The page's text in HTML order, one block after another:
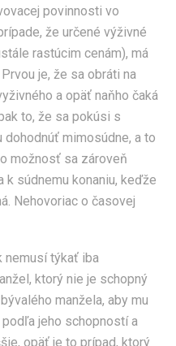
povinnosti vo
že určené výživné
rastúcim cenám), má
je, že sa obráti na
a opäť naňho čaká
to, že sa pokúsi s
mimosúdne, a to
možnosť sa zároveň
k súdnemu konaniu, keďže
Nehovoriac o časovej
nemusí týkať iba
ktorý nie je schopný
manžela, aby mu
jeho schopností a
opäť je to prípad, ktorý